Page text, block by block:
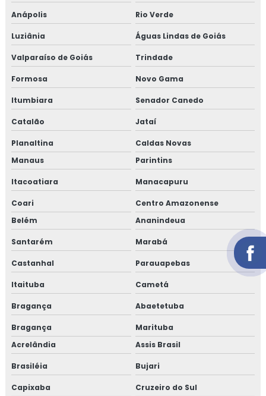
Anápolis Rio Verde
Luziânia Águas Lindas de Goiás
Valparaíso de Goiás Trindade
Formosa Novo Gama
Itumbiara Senador Canedo
Catalão Jataí
Planaltina
Caldas Novas
Manaus
Parintins
Itacoatiara Manacapuru
Coari
Centro Amazonense
Belém
Ananindeua
Santarém Marabá
Castanhal Parauapebas
Itaituba Cametá
Bragança Abaetetuba
Bragança
Marituba
Acrelândia
Assis Brasil
Brasiléia Bujari
Capixaba Cruzeiro do Sul